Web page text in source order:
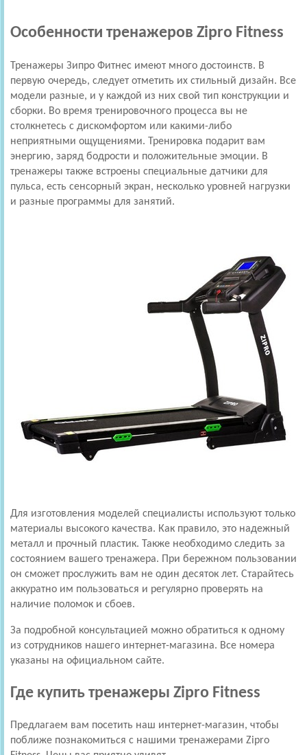
Особенности тренажеров Zipro Fitness
Тренажеры Зипро Фитнес имеют много достоинств. В
первую очередь, следует отметить их стильный дизайн. Все
модели разные, и у каждой из них свой тип конструкции и
сборки. Во время тренировочного процесса вы не
столкнетесь с дискомфортом или какими-либо
неприятными ощущениями. Тренировка подарит вам
энергию, заряд бодрости и положительные эмоции. В
тренажеры также встроены специальные датчики для
пульса, есть сенсорный экран, несколько уровней нагрузки
и разные программы для занятий.
Для изготовления моделей специалисты используют только
материалы высокого качества. Как правило, это надежный
металл и прочный пластик. Также необходимо следить за
состоянием вашего тренажера. При бережном пользовании
он сможет прослужить вам не один десяток лет. Старайтесь
аккуратно им пользоваться и регулярно проверять на
наличие поломок и сбоев.
За подробной консультацией можно обратиться к одному
из сотрудников нашего интернет-магазина. Все номера
указаны на официальном сайте.
Где купить тренажеры Zipro Fitness
Предлагаем вам посетить наш интернет-магазин, чтобы
поближе познакомиться с нашими тренажерами Zipro